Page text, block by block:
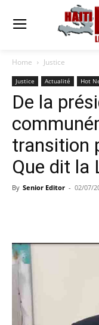
Home Justice
Justice Actualité Hot
De la
transition
Que dit la
By Senior Editor - 02/07/